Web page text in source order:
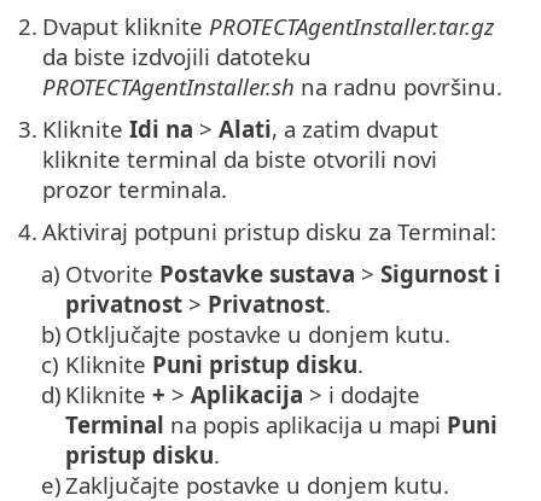
2. Dvaput kliknite PROTECTAgentInstaller.tar.gz
da biste izdvojili datoteku
PROTECTAgentInstaller.sh na radnu površinu.
3. Kliknite Idi na > Alati, a zatim dvaput
kliknite terminal da biste otvorili novi
prozor terminala.
4. Aktiviraj potpuni pristup disku za Terminal:
a) Otvorite Postavke sustava > Sigurnost i
privatnost > Privatnost.
b) Otključajte postavke u donjem kutu.
c) Kliknite Puni pristup disku.
d) Kliknite + > Aplikacija > i dodajte
Terminal na popis aplikacija u mapi Puni
pristup disku.
e) Zaključajte postavke u donjem kutu.